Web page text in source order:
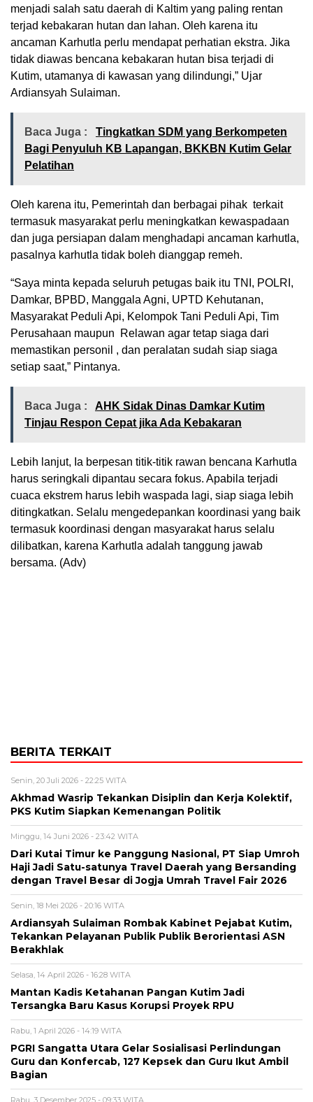
menjadi salah satu daerah di Kaltim yang paling rentan
terjad kebakaran hutan dan lahan. Oleh karena itu
ancaman Karhutla perlu mendapat perhatian ekstra. Jika
tidak diawas bencana kebakaran hutan bisa terjadi di
Kutim, utamanya di kawasan yang dilindungi,” Ujar
Ardiansyah Sulaiman.
Baca Juga :
Tingkatkan SDM yang Berkompeten
Bagi Penyuluh KB Lapangan, BKKBN Kutim Gelar
Pelatihan
Oleh karena itu, Pemerintah dan berbagai pihak terkait
termasuk masyarakat perlu meningkatkan kewaspadaan
dan juga persiapan dalam menghadapi ancaman karhutla,
pasalnya karhutla tidak boleh dianggap remeh.
“Saya minta kepada seluruh petugas baik itu TNI, POLRI,
Damkar, BPBD, Manggala Agni, UPTD Kehutanan,
Masyarakat Peduli Api, Kelompok Tani Peduli Api, Tim
Perusahaan maupun Relawan agar tetap siaga dari
memastikan personil , dan peralatan sudah siap siaga
setiap saat,” Pintanya.
Baca Juga :
AHK Sidak Dinas Damkar Kutim
Tinjau Respon Cepat jika Ada Kebakaran
Lebih lanjut, Ia berpesan titik-titik rawan bencana Karhutla
harus seringkali dipantau secara fokus. Apabila terjadi
cuaca ekstrem harus lebih waspada lagi, siap siaga lebih
ditingkatkan. Selalu mengedepankan koordinasi yang baik
termasuk koordinasi dengan masyarakat harus selalu
dilibatkan, karena Karhutla adalah tanggung jawab
bersama. (Adv)
BERITA TERKAIT
Senin, 20 Juli 2026 - 22:25 WITA
Akhmad Wasrip Tekankan Disiplin dan Kerja Kolektif,
PKS Kutim Siapkan Kemenangan Politik
Minggu, 14 Juni 2026 - 23:42 WITA
Dari Kutai Timur ke Panggung Nasional, PT Siap Umroh
Haji Jadi Satu-satunya Travel Daerah yang Bersanding
dengan Travel Besar di Jogja Umrah Travel Fair 2026
Senin, 18 Mei 2026 - 20:16 WITA
Ardiansyah Sulaiman Rombak Kabinet Pejabat Kutim,
Tekankan Pelayanan Publik Publik Berorientasi ASN
Berakhlak
Selasa, 14 April 2026 - 16:28 WITA
Mantan Kadis Ketahanan Pangan Kutim Jadi
Tersangka Baru Kasus Korupsi Proyek RPU
Rabu, 1 April 2026 - 14:19 WITA
PGRI Sangatta Utara Gelar Sosialisasi Perlindungan
Guru dan Konfercab, 127 Kepsek dan Guru Ikut Ambil
Bagian